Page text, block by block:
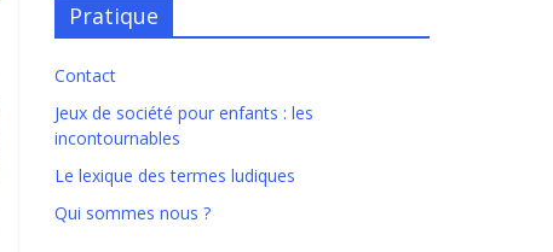
Pratique
Contact
Jeux de société pour enfants : les
incontournables
Le lexique des termes ludiques
Qui sommes nous ?